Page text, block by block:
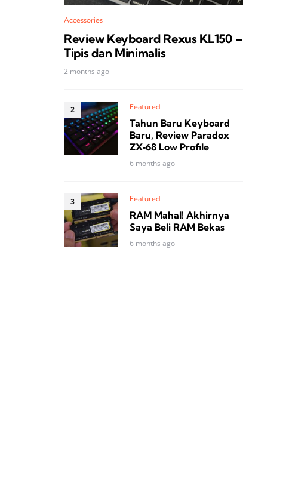
Accessories
Review Keyboard Rexus KL150 –
Tipis dan Minimalis
2 months ago
Featured
Tahun Baru Keyboard
Baru, Review Paradox
ZX‑68 Low Profile
6 months ago
Featured
RAM Mahal! Akhirnya
Saya Beli RAM Bekas
6 months ago